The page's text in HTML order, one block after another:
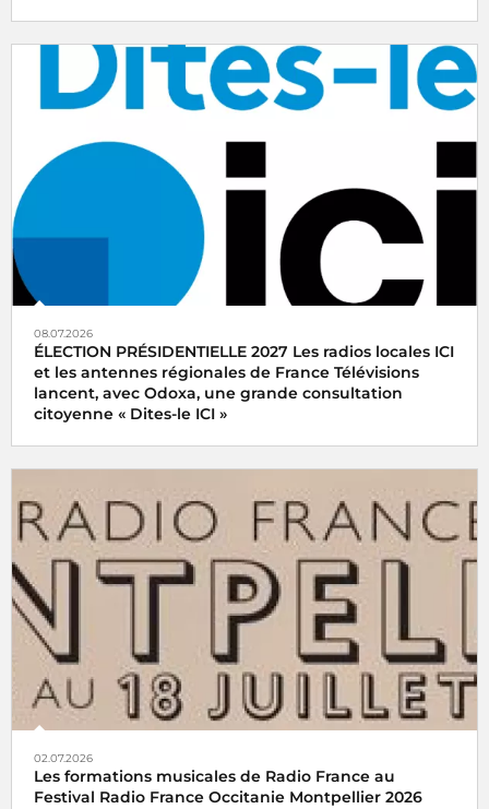
08.07.2026
ÉLECTION PRÉSIDENTIELLE 2027 Les radios locales ICI
et les antennes régionales de France Télévisions
lancent, avec Odoxa, une grande consultation
citoyenne « Dites-le ICI »
02.07.2026
Les formations musicales de Radio France au
Festival Radio France Occitanie Montpellier 2026